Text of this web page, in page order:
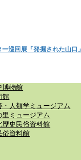
巡回展「発掘された山口」
博物館
館
・人類学ミュージアム
里ミュージアム
歴史民俗資料館
俗資料館